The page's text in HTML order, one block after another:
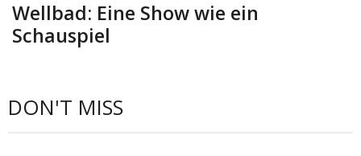
Wellbad: Eine Show wie ein
Schauspiel
DON'T MISS